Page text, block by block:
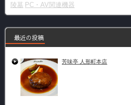
陵墓 PC・AV関連機器
最近の投稿
芳味亭 人形町本店